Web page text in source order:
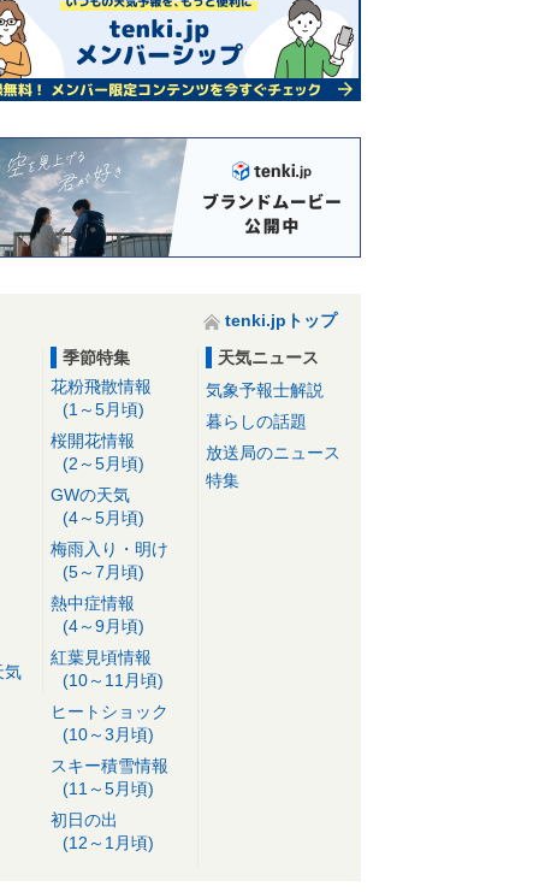
tenki.jpトップ
気
季節特集
花粉飛散情報
(1～5月頃)
桜開花情報
(2～5月頃)
GWの天気
(4～5月頃)
梅雨入り・明け
(5～7月頃)
熱中症情報
(4～9月頃)
紅葉見頃情報
(10～11月頃)
ヒートショック
(10～3月頃)
スキー積雪情報
(11～5月頃)
初日の出
(12～1月頃)
天気ニュース
気象予報士解説
暮らしの話題
放送局のニュース
特集